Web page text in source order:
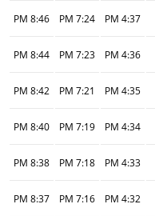
4:37 PM
7:24 PM
8:46 PM
4:36 PM
7:23 PM
8:44 PM
4:35 PM
7:21 PM
8:42 PM
4:34 PM
7:19 PM
8:40 PM
4:33 PM
7:18 PM
8:38 PM
4:32 PM
7:16 PM
8:37 PM